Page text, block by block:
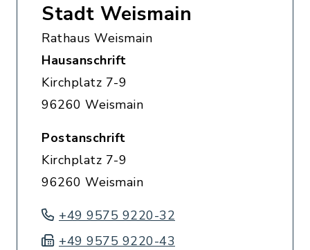
Stadt Weismain
Rathaus Weismain
Hausanschrift
Kirchplatz 7-9
96260 Weismain
Postanschrift
Kirchplatz 7-9
96260 Weismain
+49 9575 9220-32
+49 9575 9220-43